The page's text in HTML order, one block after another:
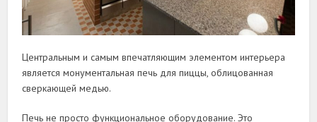
Центральным и самым впечатляющим элементом интерьера
является монументальная печь для пиццы, облицованная
сверкающей медью.
Печь не просто функциональное оборудование. Это